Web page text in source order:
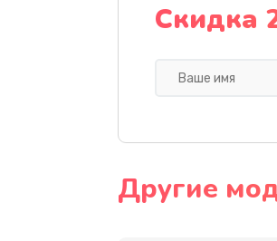
Скидка
Другие